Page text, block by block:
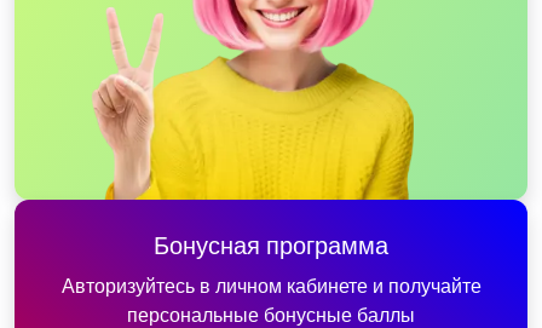
Бонусная программа
Авторизуйтесь в личном кабинете и получайте
персональные бонусные баллы